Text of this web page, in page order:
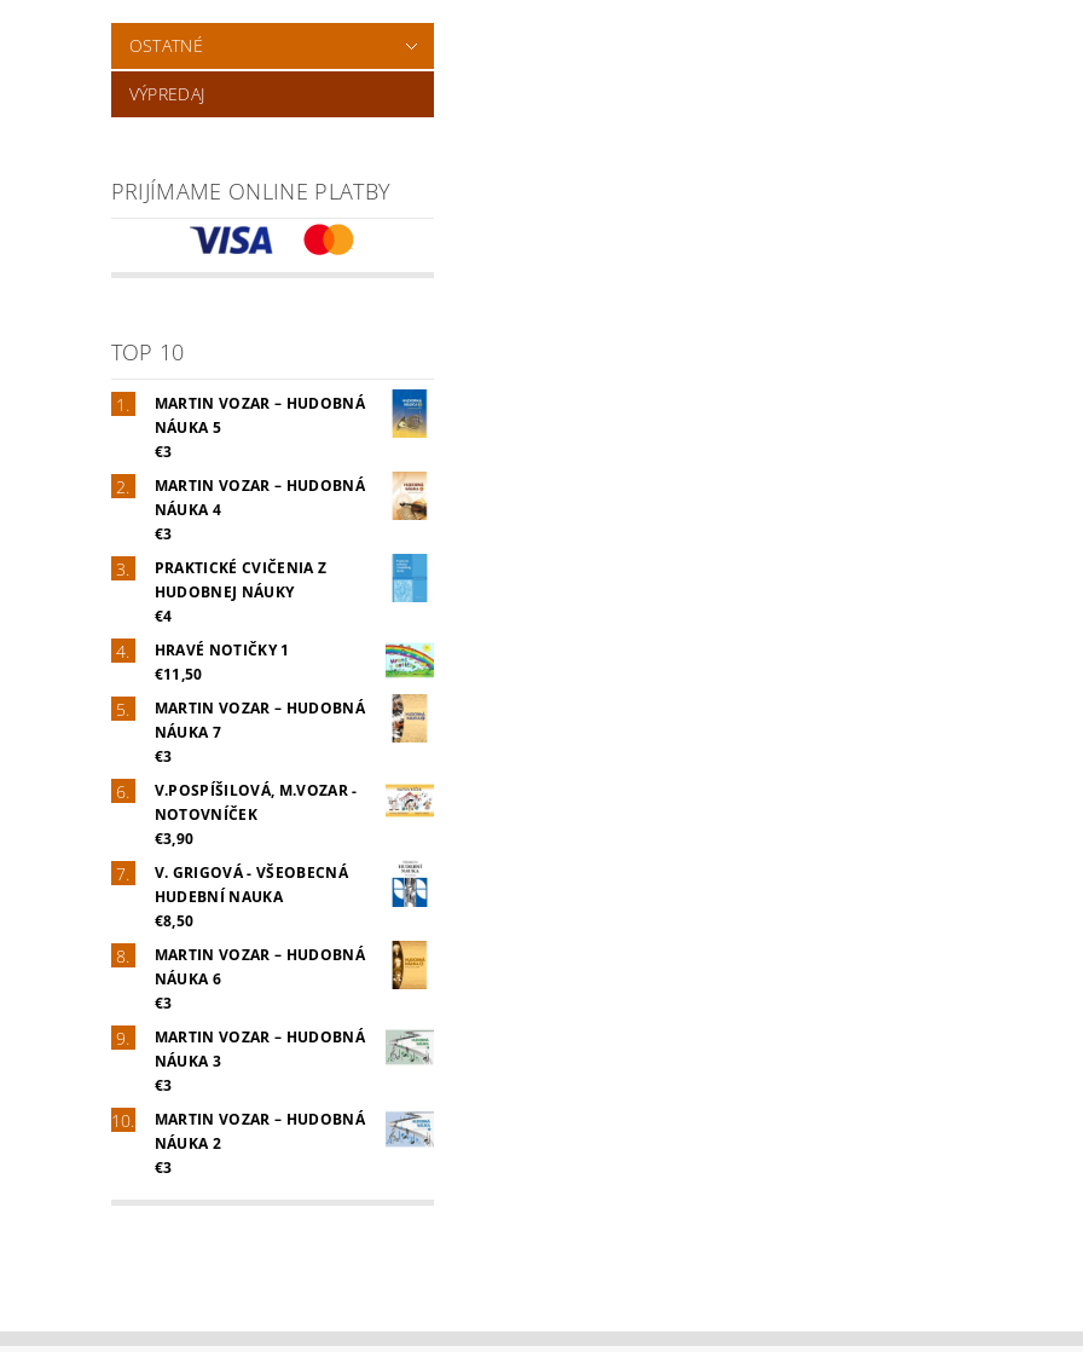
OSTATNÉ
VÝPREDAJ
PRIJÍMAME ONLINE PLATBY
TOP 10
MARTIN VOZAR – HUDOBNÁ
NÁUKA 5
€3
MARTIN VOZAR – HUDOBNÁ
NÁUKA 4
€3
PRAKTICKÉ CVIČENIA Z
HUDOBNEJ NÁUKY
€4
HRAVÉ NOTIČKY 1
€11,50
MARTIN VOZAR – HUDOBNÁ
NÁUKA 7
€3
V.POSPÍŠILOVÁ, M.VOZAR -
NOTOVNÍČEK
€3,90
V. GRIGOVÁ - VŠEOBECNÁ
HUDEBNÍ NAUKA
€8,50
MARTIN VOZAR – HUDOBNÁ
NÁUKA 6
€3
MARTIN VOZAR – HUDOBNÁ
NÁUKA 3
€3
MARTIN VOZAR – HUDOBNÁ
NÁUKA 2
€3